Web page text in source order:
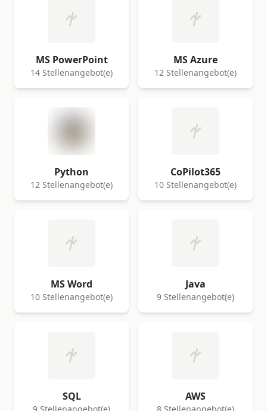
MS PowerPoint
14 Stellenangebot(e)
MS Azure
12 Stellenangebot(e)
Python
12 Stellenangebot(e)
CoPilot365
10 Stellenangebot(e)
MS Word
10 Stellenangebot(e)
Java
9 Stellenangebot(e)
SQL AWS